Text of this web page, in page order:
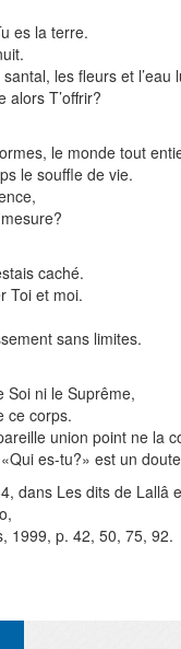
es la terre.
les fleurs et l’eau
alors T’offrir?
le monde tout
le souffle de vie.
caché.
Toi et moi.
sans limites.
Soi ni le Suprême,
ce corps.
union point ne la
es-tu?» est un
dans Les dits de Lallâ
1999, p. 42, 50, 75, 92.